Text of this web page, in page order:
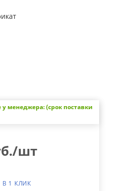
менеджера: (срок поставки
/шт
В 1 КЛИК